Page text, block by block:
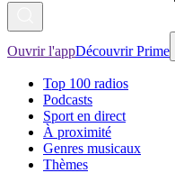
Ouvrir l'appDécouvrir Prime
Top 100 radios
Podcasts
Sport en direct
À proximité
Genres musicaux
Thèmes